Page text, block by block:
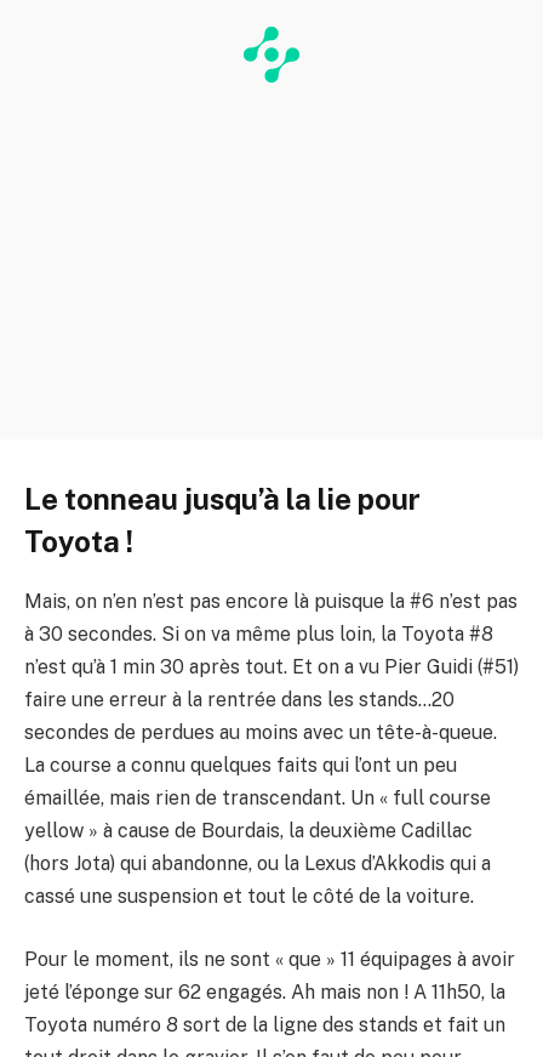
Le tonneau jusqu’à la lie pour
Toyota !
Mais, on n’en n’est pas encore là puisque la #6 n’est pas
à 30 secondes. Si on va même plus loin, la Toyota #8
n’est qu’à 1 min 30 après tout. Et on a vu Pier Guidi (#51)
faire une erreur à la rentrée dans les stands…20
secondes de perdues au moins avec un tête-à-queue.
La course a connu quelques faits qui l’ont un peu
émaillée, mais rien de transcendant. Un « full course
yellow » à cause de Bourdais, la deuxième Cadillac
(hors Jota) qui abandonne, ou la Lexus d’Akkodis qui a
cassé une suspension et tout le côté de la voiture.
Pour le moment, ils ne sont « que » 11 équipages à avoir
jeté l’éponge sur 62 engagés. Ah mais non ! A 11h50, la
Toyota numéro 8 sort de la ligne des stands et fait un